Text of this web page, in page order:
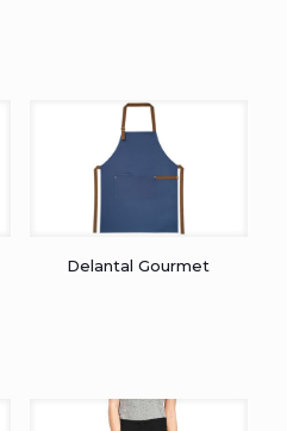
Delantal Gourmet